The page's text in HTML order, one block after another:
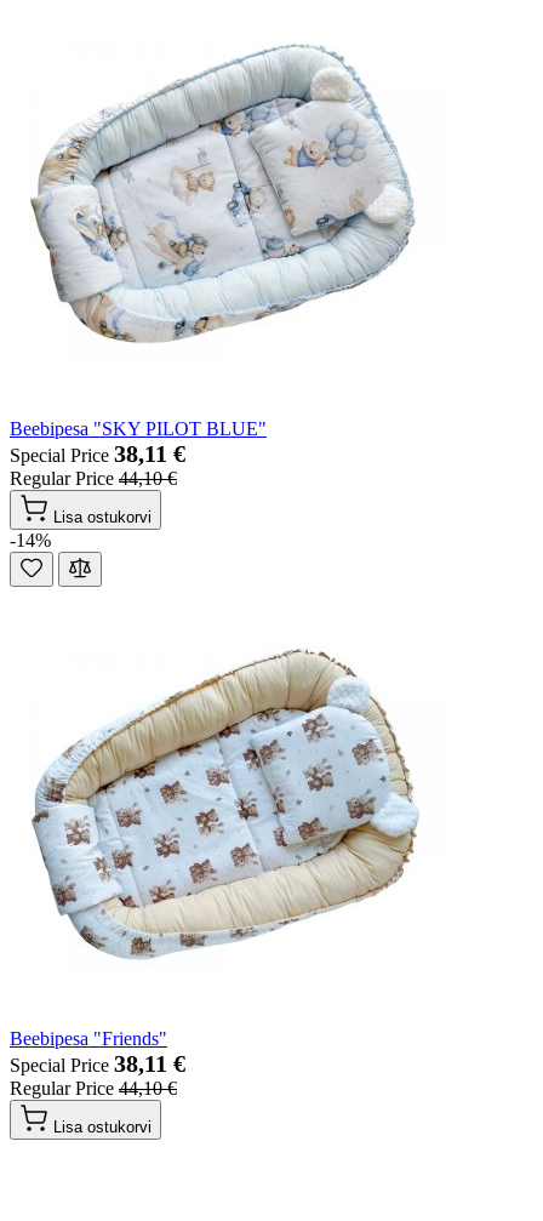
Beebipesa "SKY PILOT BLUE"
Special Price 38,11 €
Regular Price 44,10 €
Lisa ostukorvi
-14%
Beebipesa "Friends"
Special Price 38,11 €
Regular Price 44,10 €
Lisa ostukorvi